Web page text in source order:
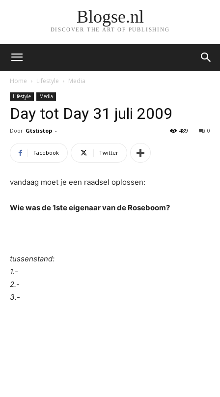
Blogse.nl
DISCOVER THE ART OF PUBLISHING
Home Lifestyle Media
Lifestyle Media
Day tot Day 31 juli 2009
Door Gtstistop - 0
489
Facebook Twitter
vandaag moet je een raadsel oplossen:
Wie was de 1ste eigenaar van de Roseboom?
tussenstand:
1.-
2.-
3.-